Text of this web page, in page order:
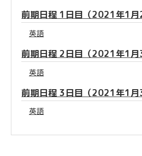
前期日程 1日目（2021年1月
英語
前期日程 2日目（2021年1月
英語
前期日程 3日目（2021年1月
英語